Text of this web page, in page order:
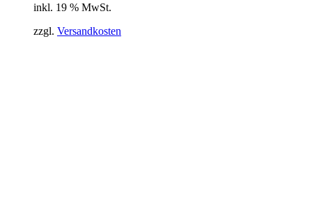
inkl. 19 % MwSt.
zzgl. Versandkosten